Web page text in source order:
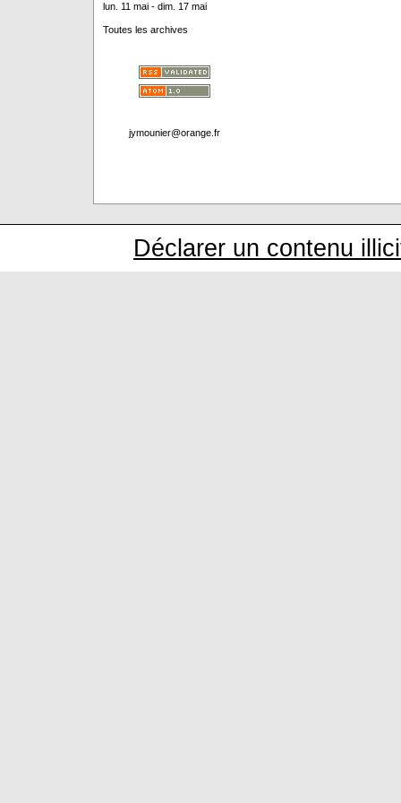
lun. 11 mai - dim. 17 mai
Toutes les archives
jymounier@orange.fr
Déclarer un contenu